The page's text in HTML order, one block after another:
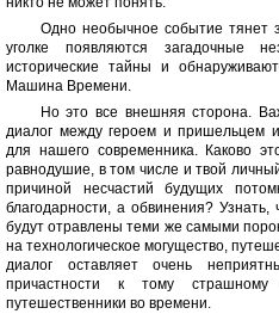
Одно необычное событие тянет
уголке появляются загадочные
исторические тайны и
Машина Времени.
Но это все внешняя сторона.
диалог между героем и пришельцем
для нашего современника. Каково
равнодушие, в том числе и твой
причиной несчастий будущих
благодарности, а обвинения?
будут отравлены теми же самыми
на технологическое могущество,
диалог оставляет очень
причастности к тому страшному
путешественники во времени.